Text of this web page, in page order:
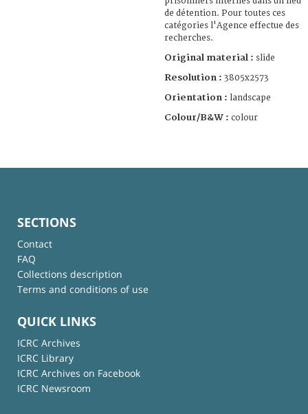
de détention. Pour toutes ces
catégories l'Agence effectue des
recherches.
Original material : slide
Resolution : 3805x2573
Orientation : landscape
Colour/B&W : colour
SECTIONS
Contact
FAQ
Collections description
Terms and conditions of use
QUICK LINKS
ICRC Archives
ICRC Library
ICRC Archives on Facebook
ICRC Newsroom